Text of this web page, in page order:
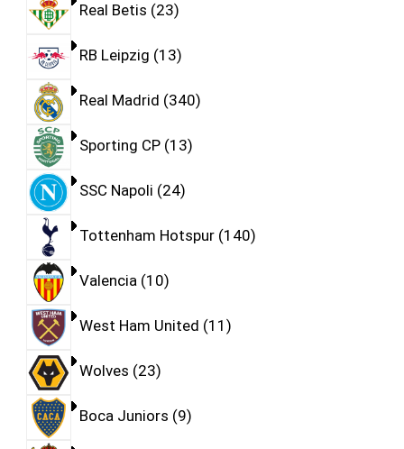
Real Betis 23
RB Leipzig 13
Real Madrid 340
Sporting CP 13
SSC Napoli 24
Tottenham Hotspur 140
Valencia 10
West Ham United 11
Wolves 23
Boca Juniors 9